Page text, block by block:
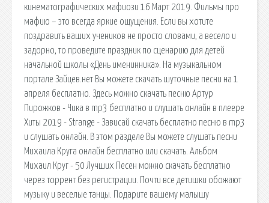
кинематографических мафиози 16 Март 2019. Фильмы про
мафию – это всегда яркие ощущения. Если вы хотите
поздравить ваших учеников не просто словами, а весело и
задорно, то проведите праздник по сценарию для детей
начальной школы «День именинника». На музыкальном
портале Зайцев.нет Вы можете скачать шуточные песни на 1
апреля бесплатно. Здесь можно скачать песню Артур
Пирожков - Чика в mp3 бесплатно и слушать онлайн в плеере
Хиты 2019 - Strange - Зависай скачать бесплатно песню в mp3
и слушать онлайн. В этом разделе Вы можете слушать песни
Михаила Круга онлайн бесплатно или скачать. Альбом
Михаил Круг - 50 Лучших Песен можно скачать бесплатно
через торрент без регистрации. Почти все детишки обожают
музыку и веселые танцы. Подарите вашему малышу